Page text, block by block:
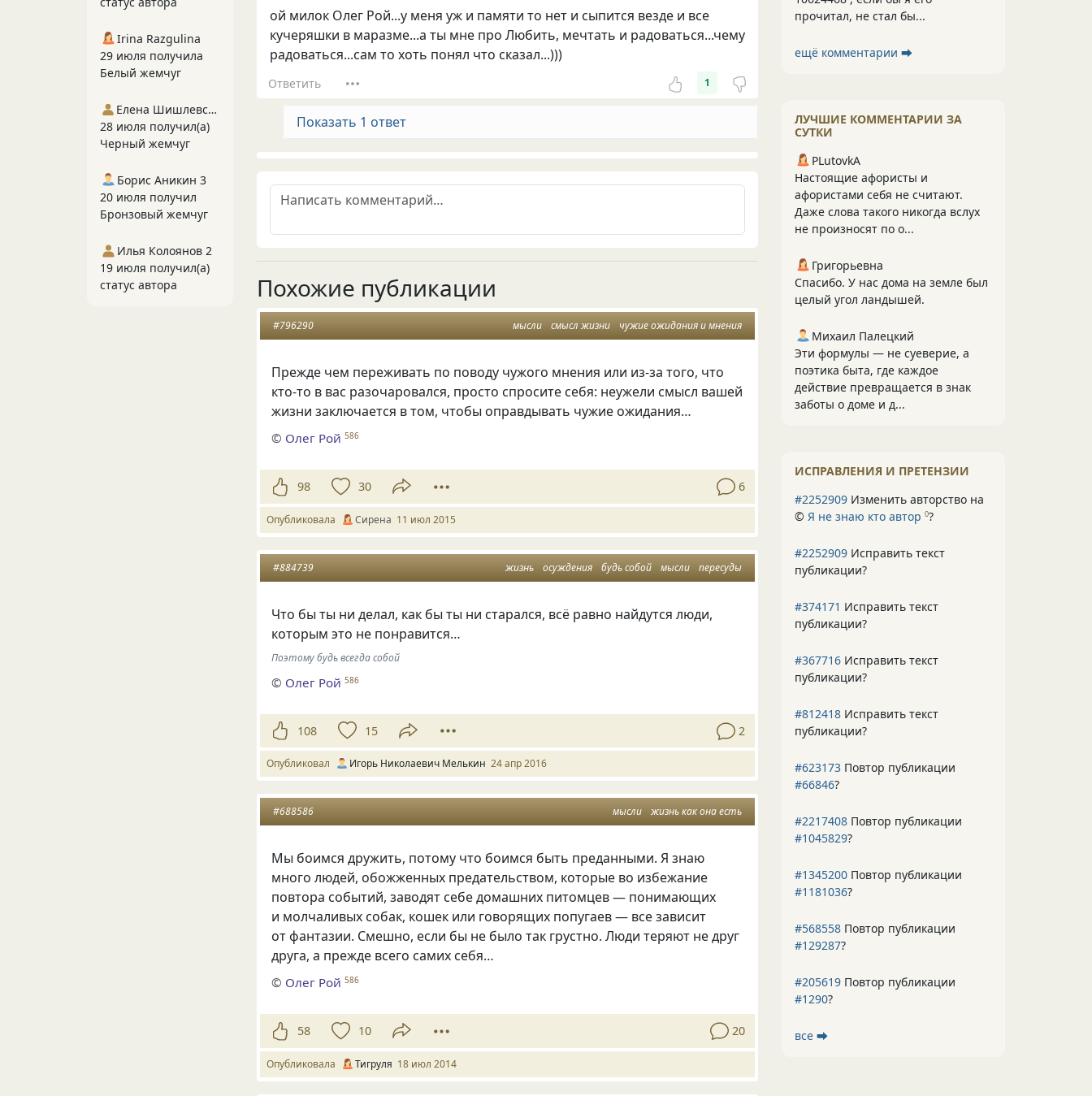
ой милок Олег Рой...у меня уж и памяти то нет и сыпится везде и все
кучеряшки в маразме...а ты мне про Любить, мечтать и радоваться...чему
радоваться...сам то хоть понял что сказал...)))
Ответить 1
Показать 1 ответ
Похожие публикации
мысли смысл жизни чужие ожидания и мнения
#796290
Прежде чем переживать по поводу чужого мнения или из-за того, что
кто-то в вас разочаровался, просто спросите себя: неужели смысл вашей
жизни заключается в том, чтобы оправдывать чужие ожидания…
© Олег Рой 586
98 30 6
Опубликовала Сирена 11 июл 2015
жизнь осуждения будь собой мысли пересуды
#884739
Что бы ты ни делал, как бы ты ни старался, всё равно найдутся люди,
которым это не понравится…
Поэтому будь всегда собой
© Олег Рой 586
108 15 2
Опубликовал Игорь Николаевич Мелькин 24 апр 2016
мысли жизнь как она есть
#688586
Мы боимся дружить, потому что боимся быть преданными. Я знаю
много людей, обожженных предательством, которые во избежание
повтора событий, заводят себе домашних питомцев — понимающих
и молчаливых собак, кошек или говорящих попугаев — все зависит
от фантазии. Смешно, если бы не было так грустно. Люди теряют не друг
друга, а прежде всего самих себя…
© Олег Рой 586
58 10 20
Опубликовала Тигруля 18 июл 2014
прочитал, не стал бы...
ещё комментарии ⮕
ЛУЧШИЕ КОММЕНТАРИИ ЗА
СУТКИ
PLutоvkА
Настоящие афористы и
афористами себя не считают.
Даже слова такого никогда вслух
не произносят по о...
Григорьевна
Спасибо. У нас дома на земле был
целый угол ландышей.
Михаил Палецкий
Эти формулы — не суеверие, а
поэтика быта, где каждое
действие превращается в знак
заботы о доме и д...
ИСПРАВЛЕНИЯ И ПРЕТЕНЗИИ
#2252909 Изменить авторство на
© Я не знаю кто автор 0?
#2252909 Исправить текст
публикации?
#374171 Исправить текст
публикации?
#367716 Исправить текст
публикации?
#812418 Исправить текст
публикации?
#623173 Повтор публикации
#66846?
#2217408 Повтор публикации
#1045829?
#1345200 Повтор публикации
#1181036?
#568558 Повтор публикации
#129287?
#205619 Повтор публикации
#1290?
все ⮕
Irina Razgulina
29 июля получила
Белый жемчуг
Елена Шишлевская
28 июля получил(а)
Черный жемчуг
Борис Аникин 3
20 июля получил
Бронзовый жемчуг
Илья Колоянов 2
19 июля получил(а)
статус автора